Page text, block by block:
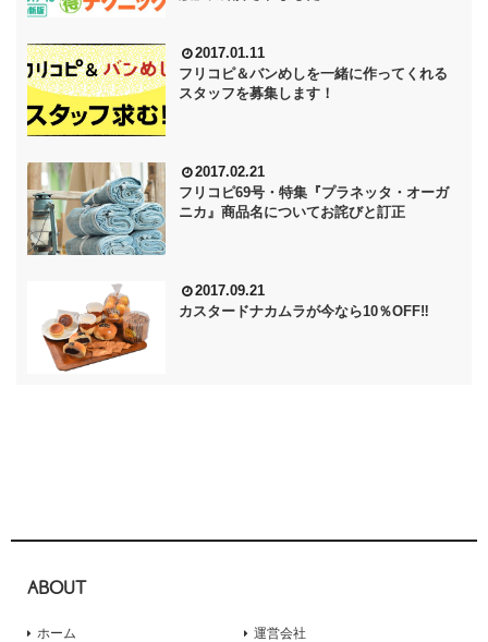
2017.01.11
フリコピ＆バンめしを一緒に作ってくれる
スタッフを募集します！
2017.02.21
フリコピ69号・特集『プラネッタ・オーガ
ニカ』商品名についてお詫びと訂正
2017.09.21
カスタードナカムラが今なら10％OFF‼
ABOUT
ホーム
運営会社